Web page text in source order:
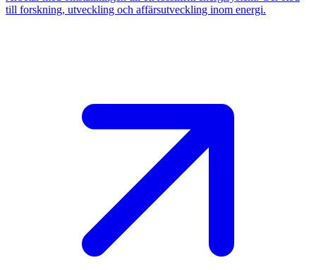
till forskning, utveckling och affärsutveckling inom energi.